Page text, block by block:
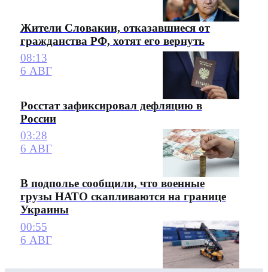
Жители Словакии, отказавшиеся от
гражданства РФ, хотят его вернуть
08:13
6 АВГ
Росстат зафиксировал дефляцию в
России
03:28
6 АВГ
В подполье сообщили, что военные
грузы НАТО скапливаются на границе
Украины
00:55
6 АВГ